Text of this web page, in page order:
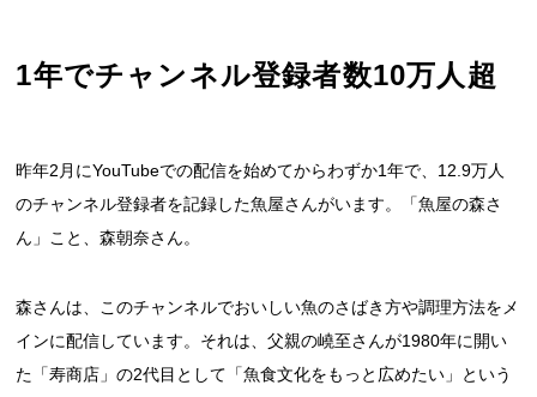
1年でチャンネル登録者数10万人超
昨年2月にYouTubeでの配信を始めてからわずか1年で、12.9万人
のチャンネル登録者を記録した魚屋さんがいます。「魚屋の森さ
ん」こと、森朝奈さん。
森さんは、このチャンネルでおいしい魚のさばき方や調理方法をメ
インに配信しています。それは、父親の嶢至さんが1980年に開い
た「寿商店」の2代目として「魚食文化をもっと広めたい」という